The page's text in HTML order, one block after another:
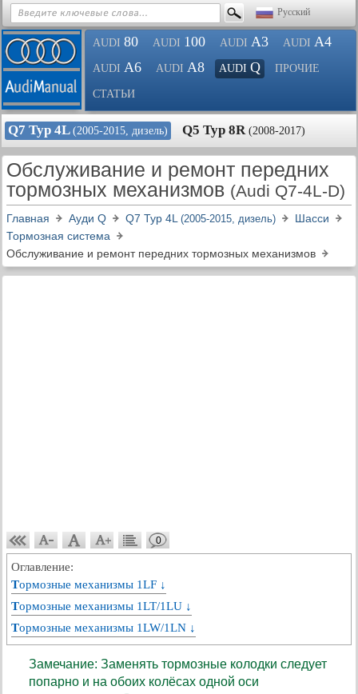
Русский
AUDI 80 AUDI 100 AUDI A3 AUDI A4
AUDI A6 AUDI A8 AUDI Q ПРОЧИЕ
СТАТЬИ
Q7 Typ 4L (2005-2015, дизель) Q5 Typ 8R (2008-2017)
Обслуживание и ремонт передних
тормозных механизмов (Audi Q7-4L-D)
Главная Ауди Q Q7 Typ 4L (2005-2015, дизель)
Шасси
Тормозная система
Обслуживание и ремонт передних тормозных механизмов
0
Оглавление:
Тормозные механизмы 1LF ↓
Тормозные механизмы 1LT/1LU ↓
Тормозные механизмы 1LW/1LN ↓
Замечание: Заменять тормозные колодки следует
попарно и на обоих колёсах одной оси